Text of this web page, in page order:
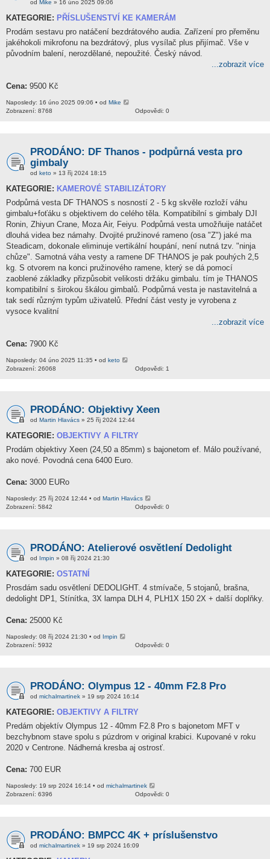
od Mike » 16 úno 2025 09:06
KATEGORIE: PŘÍSLUŠENSTVÍ KE KAMERÁM
Prodám sestavu pro natáčení bezdrátového audia. Zařízení pro přeměnu
jakéhokoli mikrofonu na bezdrátový, plus vysílač plus přijímač. Vše v
původním balení, nerozdělané, nepoužité. Český návod.
...zobrazit více
Cena: 9500 Kč
Naposledy: 16 úno 2025 09:06 • od Mike
Odpovědi: 0
Zobrazení: 8768
PRODÁNO: DF Thanos - podpůrná vesta pro
gimbaly
od keto » 13 říj 2024 18:15
KATEGORIE: KAMEROVÉ STABILIZÁTORY
Podpůrná vesta DF THANOS s nosností 2 - 5 kg skvěle rozloží váhu
gimbalu+foťáku s objektivem do celého těla. Kompatibilní s gimbaly DJI
Ronin, Zhiyun Crane, Moza Air, Feiyu. Podpůrná vesta umožňuije natáčet
dlouhá videa bez námahy. Dvojité pružinové rameno (osa "Z") jaké ma
Steadicam, dokonale eliminuje vertikální houpání, není nutná tzv. "ninja
chůze". Samotná váha vesty a ramene DF THANOS je pak pouhých 2,5
kg. S otvorem na konci pružinového ramene, který se dá pomocí
zaoblené základky přizpůsobit velikosti držáku gimbalu. tím je THANOS
kompatibilní s širokou škálou gimbalů. Podpůrná vesta je nastavitelná a
tak sedí různým typům uživatelů. Přední část vesty je vyrobena z
vysoce kvalitní
...zobrazit více
Cena: 7900 Kč
Naposledy: 04 úno 2025 11:35 • od keto
Odpovědi: 1
Zobrazení: 26068
PRODÁNO: Objektivy Xeen
od Martin Hlavács » 25 říj 2024 12:44
KATEGORIE: OBJEKTIVY A FILTRY
Prodám objektivy Xeen (24,50 a 85mm) s bajonetom ef. Málo používané,
ako nové. Povodná cena 6400 Euro.
Cena: 3000 EURo
Naposledy: 25 říj 2024 12:44 • od Martin Hlavács
Odpovědi: 0
Zobrazení: 5842
PRODÁNO: Atelierové osvětlení Dedolight
od Impin » 08 říj 2024 21:30
KATEGORIE: OSTATNÍ
Prosdám sadu osvětlení DEDOLIGHT. 4 stmívače, 5 stojanů, brašna,
dedolight DP1, Stínítka, 3X lampa DLH 4, PLH1X 150 2X + další doplňky.
Cena: 25000 Kč
Naposledy: 08 říj 2024 21:30 • od Impin
Odpovědi: 0
Zobrazení: 5932
PRODÁNO: Olympus 12 - 40mm F2.8 Pro
od michalmartinek » 19 srp 2024 16:14
KATEGORIE: OBJEKTIVY A FILTRY
Predám objektív Olympus 12 - 40mm F2.8 Pro s bajonetom MFT v
bezchybnom stave spolu s púzdrom v original krabici. Kupované v roku
2020 v Centrone. Nádherná kresba aj ostrosť.
Cena: 700 EUR
Naposledy: 19 srp 2024 16:14 • od michalmartinek
Odpovědi: 0
Zobrazení: 6396
PRODÁNO: BMPCC 4K + príslušenstvo
od michalmartinek » 19 srp 2024 16:09